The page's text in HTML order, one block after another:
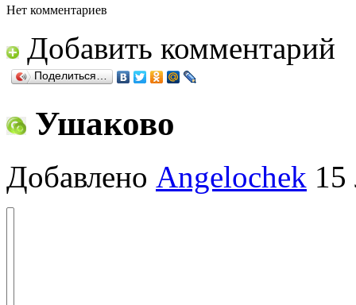
Нет комментариев
Добавить комментарий
Поделиться…
Ушаково
Добавлено Angelochek 15